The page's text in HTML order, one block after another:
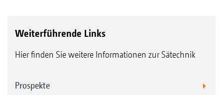
Weiterführende Links
Hier finden Sie weitere Informationen zur Sätechnik
Prospekte